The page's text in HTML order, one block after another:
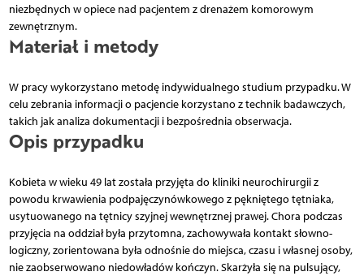
niezbędnych w opiece nad pacjentem z drenażem komorowym
zewnętrznym.
Materiał i metody
W pracy wykorzystano metodę indywidualnego studium przypadku. W
celu zebrania informacji o pacjencie korzystano z technik badawczych,
takich jak analiza dokumentacji i bezpośrednia obserwacja.
Opis przypadku
Kobieta w wieku 49 lat została przyjęta do kliniki neurochirurgii z
powodu krwawienia podpajęczynówkowego z pękniętego tętniaka,
usytuowanego na tętnicy szyjnej wewnętrznej prawej. Chora podczas
przyjęcia na oddział była przytomna, zachowywała kontakt słowno-
logiczny, zorientowana była odnośnie do miejsca, czasu i własnej osoby,
nie zaobserwowano niedowładów kończyn. Skarżyła się na pulsujący,